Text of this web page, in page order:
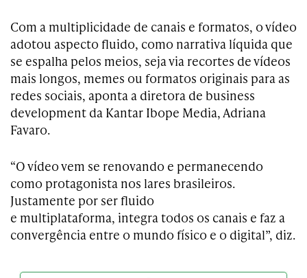
Com a multiplicidade de canais e formatos, o vídeo
adotou aspecto fluido, como narrativa líquida que
se espalha pelos meios, seja via recortes de vídeos
mais longos, memes ou formatos originais para as
redes sociais, aponta a diretora de business
development da Kantar Ibope Media, Adriana
Favaro.
“O vídeo vem se renovando e permanecendo
como protagonista nos lares brasileiros.
Justamente por ser fluido
e multiplataforma, integra todos os canais e faz a
convergência entre o mundo físico e o digital”, diz.